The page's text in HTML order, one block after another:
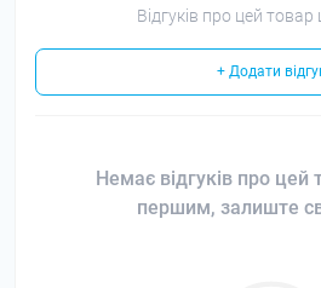
Відгуків про цей товар
+ Додати
Немає відгуків про цей
першим, залиште